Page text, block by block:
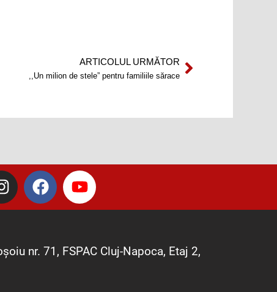
ARTICOLUL URMĂTOR
,,Un milion de stele” pentru familiile săraceNext
I
n
s
g
F
a
c
b
o
Y
o
u
u
b
nr. 71, FSPAC Cluj-Napoca, Etaj 2,